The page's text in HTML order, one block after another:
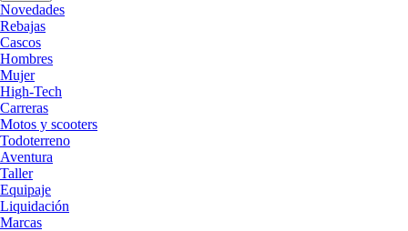
Novedades
Rebajas
Cascos
Hombres
Mujer
High-Tech
Carreras
Motos y scooters
Todoterreno
Aventura
Taller
Equipaje
Liquidación
Marcas